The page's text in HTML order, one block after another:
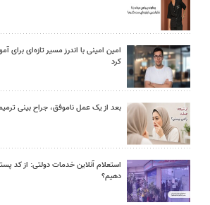
امین امینی با اندرز مسیر تازه‌ای
کرد
بعد از یک عمل ناموفق، جراح بینی
استعلام آنلاین خدمات دولتی: از کد
دهیم؟